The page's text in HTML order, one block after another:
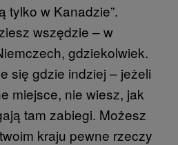
tylko w Kanadzie”.
wszędzie – w
gdziekolwiek.
się gdzie indziej – jeżeli
miejsce, nie wiesz, jak
tam zabiegi. Możesz
kraju pewne rzeczy